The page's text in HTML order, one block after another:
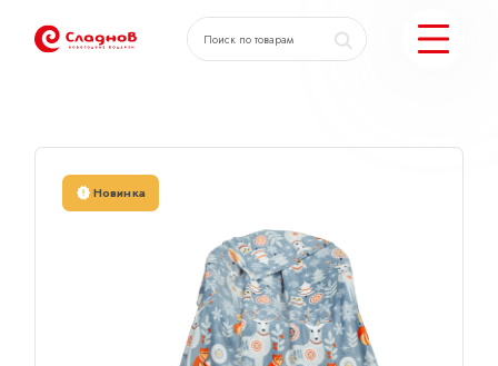
КАТАЛОГ ПОДАРКОВ
ПОДОБРАТЬ ПОДАРКИ
ДОСТАВКА И ОПЛАТА
Каталог Мягкий плед 150х100см.
Новинка